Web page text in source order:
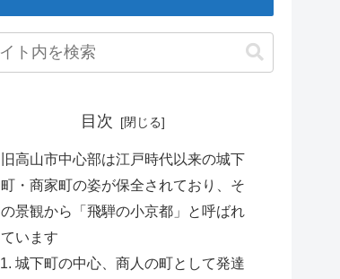
目次
旧高山市中心部は江戸時代以来の城下
町・商家町の姿が保全されており、そ
の景観から「飛騨の小京都」と呼ばれ
ています
城下町の中心、商人の町として発達